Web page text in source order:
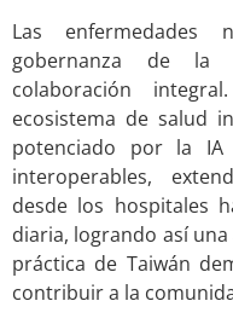
Las
gobernanza de la
colaboración
ecosistema de salud
potenciado por la IA
interoperables,
desde los hospitales
diaria, logrando así
práctica de Taiwán
contribuir a la